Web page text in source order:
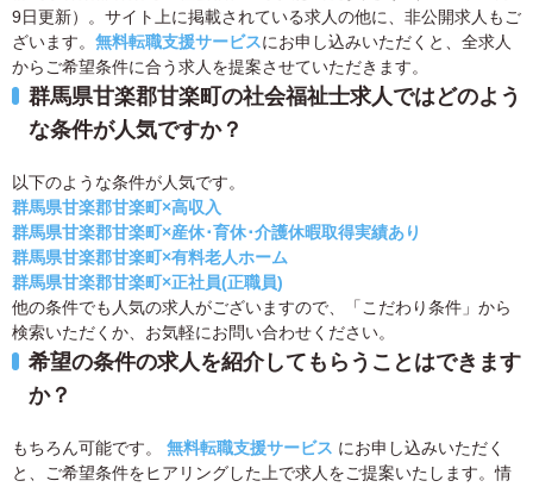
9日更新）。サイト上に掲載されている求人の他に、非公開求人もご
ざいます。 無料転職支援サービスにお申し込みいただくと、全求人
からご希望条件に合う求人を提案させていただきます。
群馬県甘楽郡甘楽町の社会福祉士求人ではどのよう
な条件が人気ですか？
以下のような条件が人気です。
群馬県甘楽郡甘楽町×高収入
群馬県甘楽郡甘楽町×産休･育休･介護休暇取得実績あり
群馬県甘楽郡甘楽町×有料老人ホーム
群馬県甘楽郡甘楽町×正社員(正職員)
他の条件でも人気の求人がございますので、「こだわり条件」から
検索いただくか、お気軽にお問い合わせください。
希望の条件の求人を紹介してもらうことはできます
か？
もちろん可能です。 無料転職支援サービス にお申し込みいただく
と、ご希望条件をヒアリングした上で求人をご提案いたします。情